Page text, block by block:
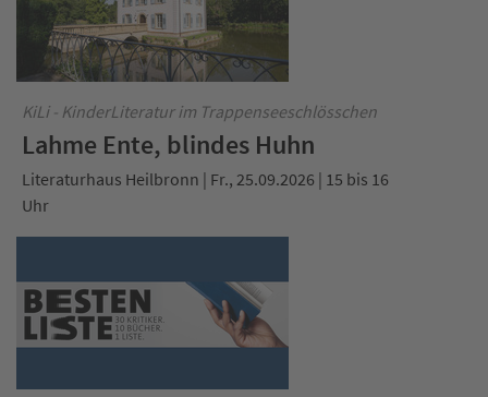
KiLi - KinderLiteratur im Trappenseeschlösschen
Lahme Ente, blindes Huhn
Literaturhaus Heilbronn | Fr., 25.09.2026 | 15 bis 16
Uhr